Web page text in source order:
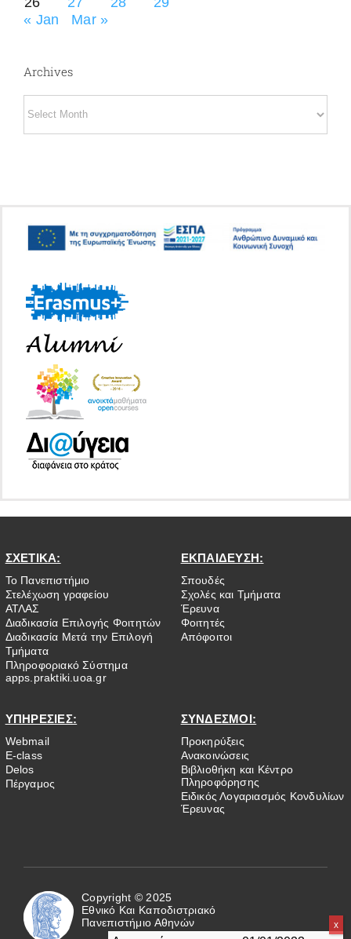
« Jan
Mar »
Archives
ΣΧΕΤΙΚΑ:
Το Πανεπιστήμιο
Στελέχωση γραφείου
ΑΤΛΑΣ
Διαδικασία Επιλογής Φοιτητών
Διαδικασία Μετά την Επιλογή
Τμήματα
Πληροφοριακό Σύστημα
apps.praktiki.uoa.gr
ΕΚΠΑΙΔΕΥΣΗ:
Σπουδές
Σχολές και Τμήματα
Έρευνα
Φοιτητές
Απόφοιτοι
ΥΠΗΡΕΣΙΕΣ:
Webmail
E-class
Delos
Πέργαμος
ΣΥΝΔΕΣΜΟΙ:
Προκηρύξεις
Ανακοινώσεις
Βιβλιοθήκη και Κέντρο
Πληροφόρησης
Ειδικός Λογαριασμός Κονδυλίων
Έρευνας
Copyright © 2025
Εθνικό Και Καποδιστριακό
Πανεπιστήμιο Αθηνών